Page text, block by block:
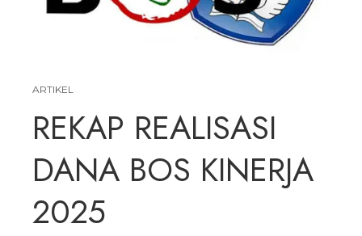
ARTIKEL
REKAP REALISASI
DANA BOS KINERJA
2025